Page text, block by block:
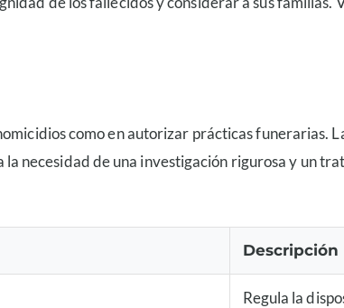
como en autorizar prácticas funerarias.
necesidad de una investigación rigurosa y un
Descripción
Regula la